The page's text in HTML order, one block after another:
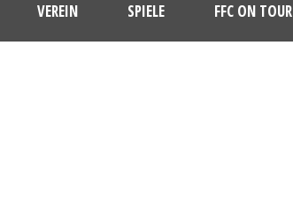
VEREIN SPIELE FFC ON TOUR